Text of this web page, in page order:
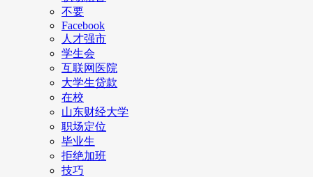
不要
Facebook
人才强市
学生会
互联网医院
大学生贷款
在校
山东财经大学
职场定位
毕业生
拒绝加班
技巧